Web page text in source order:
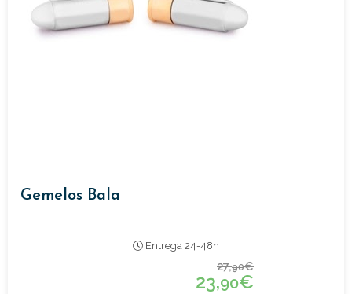
Gemelos Bala
Entrega 24-48h
27,90€
23,90€